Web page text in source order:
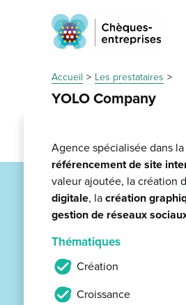
Accueil Les prestataires
YOLO Company
Agence spécialisée dans la
référencement de site
valeur ajoutée, la création
digitale, la création
gestion de réseaux
Thématiques
Création
Croissance